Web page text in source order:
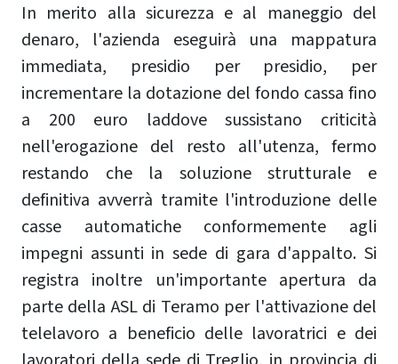
In merito alla sicurezza e al maneggio del
denaro, l'azienda eseguirà una mappatura
immediata, presidio per presidio, per
incrementare la dotazione del fondo cassa fino
a 200 euro laddove sussistano criticità
nell'erogazione del resto all'utenza, fermo
restando che la soluzione strutturale e
definitiva avverrà tramite l'introduzione delle
casse automatiche conformemente agli
impegni assunti in sede di gara d'appalto. Si
registra inoltre un'importante apertura da
parte della ASL di Teramo per l'attivazione del
telelavoro a beneficio delle lavoratrici e dei